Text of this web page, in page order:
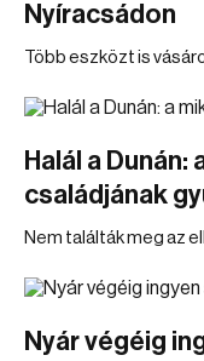
Nyíracsádon
Több eszközt is
Halál a
családjának
Nem találták meg az
Nyár végéig